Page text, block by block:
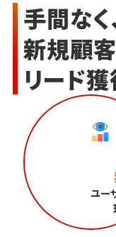
手間な
新規顧
リード
ユー